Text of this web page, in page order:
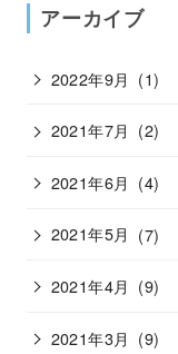
アーカイブ
2022年9月 (1)
2021年7月 (2)
2021年6月 (4)
2021年5月 (7)
2021年4月 (9)
2021年3月 (9)